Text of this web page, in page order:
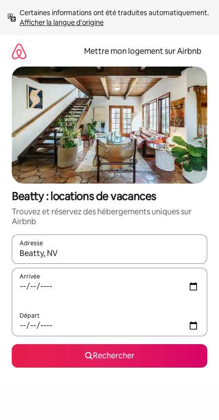
directement
Afficher la langue d'origine
Mettre mon logement sur Airbnb
Beatty : locations de vacances
Trouvez et réservez des hébergements uniques sur
Airbnb
Adresse
Lorsque les résultats s'affichent, utilisez les flèches vers le
Arrivée
Départ
Rechercher